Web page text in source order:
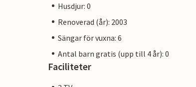
Husdjur: 0
Renoverad (år): 2003
Sängar för vuxna: 6
Antal barn gratis (upp till 4 år): 0
Faciliteter